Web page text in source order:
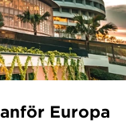
Europa